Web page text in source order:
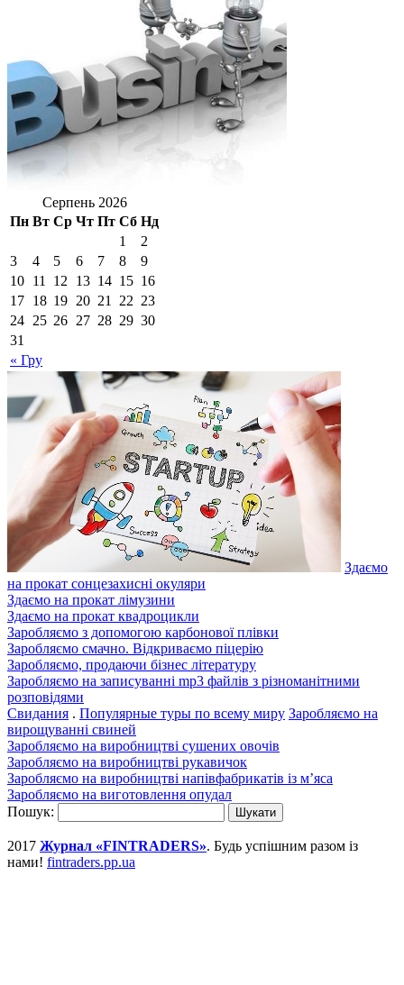
Серпень 2026
Пн Вт Ср Чт Пт Сб Нд
« Гру
1
2
3
4 5 6 7 8
9
10 11 12 13 14 15 16
17 18 19 20 21 22 23
24 25 26 27 28 29 30
31
Здаємо
на прокат сонцезахисні окуляри
Здаємо на прокат лімузини
Здаємо на прокат квадроцикли
Заробляємо з допомогою карбонової плівки
Заробляємо смачно. Відкриваємо піцерію
Заробляємо, продаючи бізнес літературу
Заробляємо на записуванні mp3 файлів з різноманітними
розповідями
Свидания . Популярные туры по всему миру Заробляємо на
вирощуванні свиней
Заробляємо на виробництві сушених овочів
Заробляємо на виробництві рукавичок
Заробляємо на виробництві напівфабрикатів із м’яса
Заробляємо на виготовлення опудал
Пошук:
2017 Журнал «FINTRADERS». Будь успішним разом із
нами! fintraders.pp.ua